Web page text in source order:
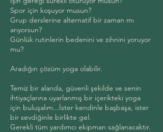
Spor için koşuyor musun?
Grup derslerine alternatif bir zaman mı
arıyorsun?
Günlük rutinlerin bedenini ve zihnini yoruyor
mu?
Aradığın çözüm yoga olabilir.
Temiz bir alanda, güvenli şekilde ve senin
ihtiyaçlarına uyarlanmış bir içerikteki yoga
için buluşalım...İster kendinle başbaşa, ister
bir sevdiğinle birlikte gel.
Gerekli tüm yardımcı ekipman sağlanacaktır.